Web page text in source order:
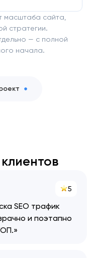
масштаба сайта,
стратегии.
— с полной
начала.
5
SEO трафик
и поэтапно